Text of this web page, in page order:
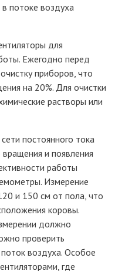
потоке воздуха
для
Ежегодно перед
приборов, что
на 20%. Для очистки
растворы или
постоянного тока
и появления
работы
Измерение
и 150 см от пола, что
коровы.
должно
проверить
воздуха. Особое
где